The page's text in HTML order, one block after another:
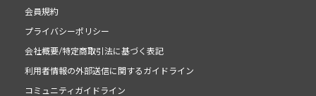
会員規約
プライバシーポリシー
会社概要/特定商取引法に基づく表記
利用者情報の外部送信に関するガイドライン
コミュニティガイドライン